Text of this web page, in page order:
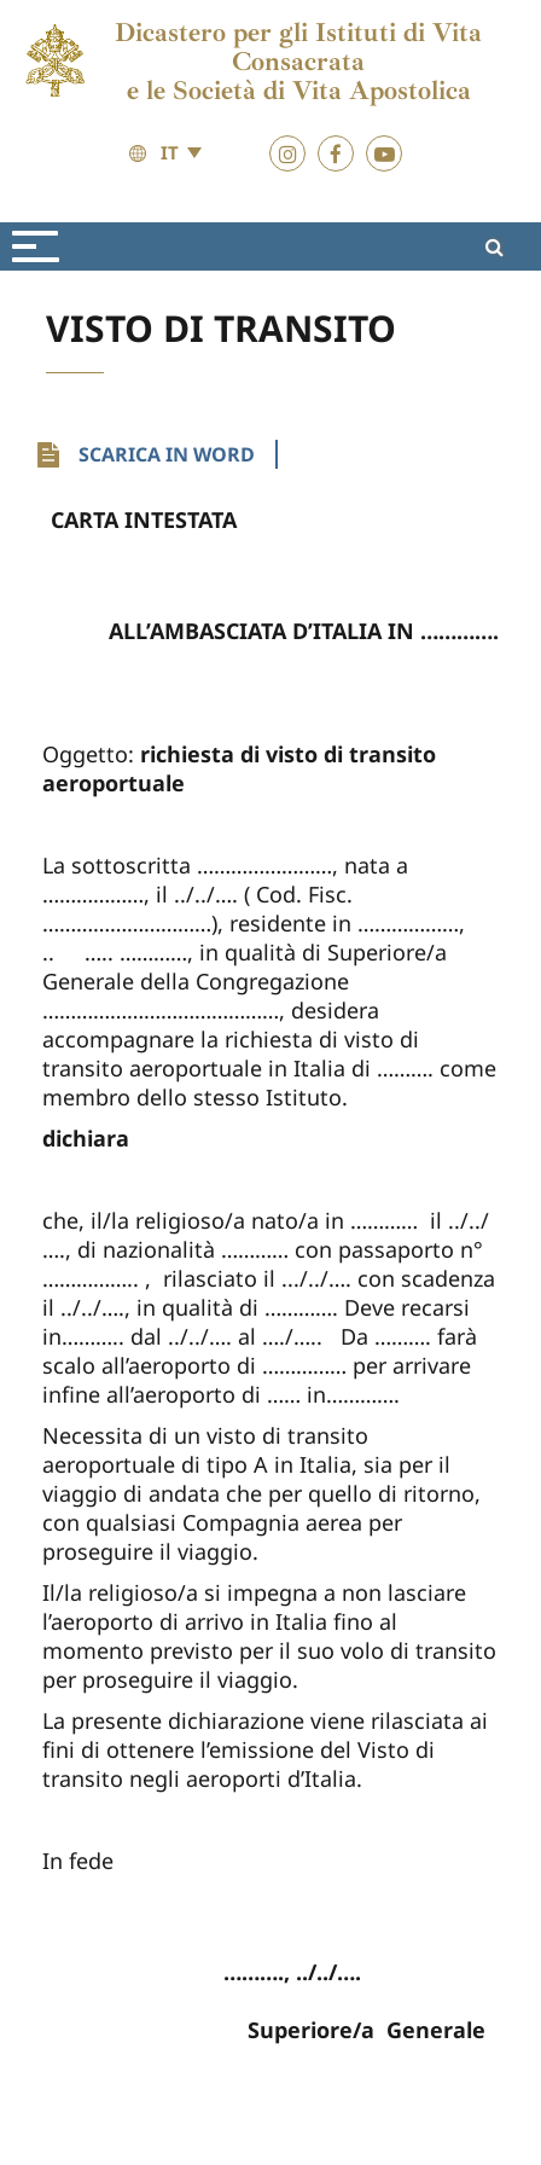
Dicastero per gli Istituti di Vita
Consacrata
e le Società di Vita Apostolica
IT
VISTO DI TRANSITO
SCARICA IN WORD
CARTA INTESTATA
ALL’AMBASCIATA D’ITALIA IN ………….
Oggetto: richiesta di visto di transito
aeroportuale
La sottoscritta ……………………, nata a
………………, il ../../…. ( Cod. Fisc.
…………………………), residente in ………………,
.. ….. …………, in qualità di Superiore/a
Generale della Congregazione
……………………………………, desidera
accompagnare la richiesta di visto di
transito aeroportuale in Italia di ………. come
membro dello stesso Istituto.
dichiara
che, il/la religioso/a nato/a in ………… il ../../
…., di nazionalità ………… con passaporto n°
…………….. , rilasciato il .../../…. con scadenza
il ../../…., in qualità di …………. Deve recarsi
in……….. dal ../../…. al …./….. Da ………. farà
scalo all’aeroporto di …………… per arrivare
infine all’aeroporto di …… in………….
Necessita di un visto di transito
aeroportuale di tipo A in Italia, sia per il
viaggio di andata che per quello di ritorno,
con qualsiasi Compagnia aerea per
proseguire il viaggio.
Il/la religioso/a si impegna a non lasciare
l’aeroporto di arrivo in Italia fino al
momento previsto per il suo volo di transito
per proseguire il viaggio.
La presente dichiarazione viene rilasciata ai
fini di ottenere l’emissione del Visto di
transito negli aeroporti d’Italia.
In fede
………., ../../….
Superiore/a Generale